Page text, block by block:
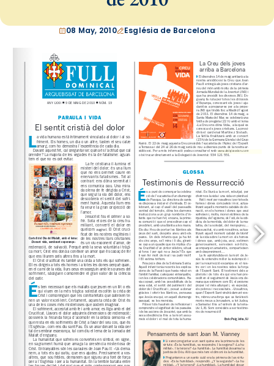
08 May, 2010 Església de Barcelona
www.delejovebcn.com
www.aplecesperit2010.com